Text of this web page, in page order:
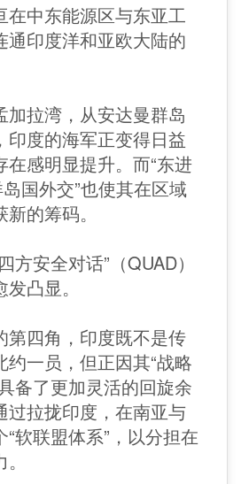
在中东能源区与东亚工
通印度洋和亚欧大陆的
加拉湾，从安达曼群岛
印度的海军正变得日益
在感明显提升。而“东进
国外交”也使其在区域
的筹码。
方安全对话”（QUAD）
凸显。
第四角，印度既不是传
一员，但正因其“战略
备了更加灵活的回旋余
过拉拢印度，在南亚与
软联盟体系”，以分担在